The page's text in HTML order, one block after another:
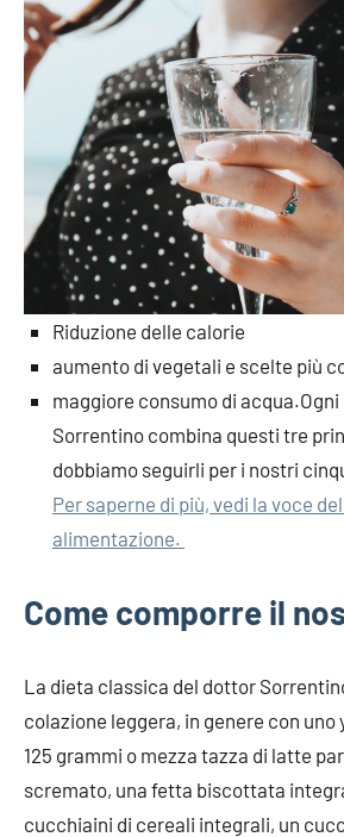
Riduzione delle calorie
aumento di vegetali e scelte più
maggiore consumo di
Sorrentino combina questi tre
dobbiamo seguirli per i nostri
Per saperne di più, vedi la voce
alimentazione.
Come comporre il
La dieta classica del dottor
colazione leggera, in genere con
125 grammi o mezza tazza di latte
scremato, una fetta biscottata
cucchiaini di cereali integrali, un